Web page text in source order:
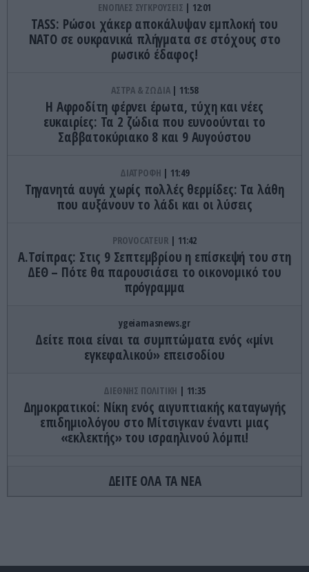
ΕΝΟΠΛΕΣ ΣΥΓΚΡΟΥΣΕΙΣ 12:01
TASS: Ρώσοι χάκερ αποκάλυψαν εμπλοκή του
ΝΑΤΟ σε ουκρανικά πλήγματα σε στόχους στο
ρωσικό έδαφος!
ΑΣΤΡΑ & ΖΩΔΙΑ 11:58
Η Αφροδίτη φέρνει έρωτα, τύχη και νέες
ευκαιρίες: Τα 2 ζώδια που ευνοούνται το
Σαββατοκύριακο 8 και 9 Αυγούστου
ΔΙΑΤΡΟΦΗ 11:49
Τηγανητά αυγά χωρίς πολλές θερμίδες: Τα λάθη
που αυξάνουν το λάδι και οι λύσεις
PROVOCATEUR 11:42
Α.Τσίπρας: Στις 9 Σεπτεμβρίου η επίσκεψή του στη
ΔΕΘ – Πότε θα παρουσιάσει το οικονομικό του
πρόγραμμα
ygeiamasnews.gr
Δείτε ποια είναι τα συμπτώματα ενός «μίνι
εγκεφαλικού» επεισοδίου
ΔΙΕΘΝΗΣ ΠΟΛΙΤΙΚΗ 11:35
Δημοκρατικοί: Νίκη ενός αιγυπτιακής καταγωγής
επιδημιολόγου στο Μίτσιγκαν έναντι μιας
«εκλεκτής» του ισραηλινού λόμπι!
ΚΟΙΝΩΝΙΑ 11:34
Σέρρες: Σοκάρει το βίντεο ντοκουμέντο από την
ΔΕΙΤΕ ΟΛΑ ΤΑ ΝΕΑ